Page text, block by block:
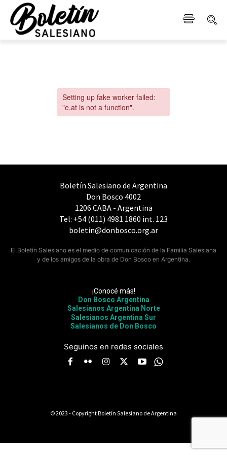
Boletín Salesiano de Argentina
Don Bosco 4002
1206 CABA - Argentina
Tel: +54 (011) 4981 1860 int. 123
boletin@donbosco.org.ar
El Boletín Salesiano es el medio de comunicación de la Familia Salesiana
y de los amigos de la obra de Don Bosco en Argentina.
¡Conocé más!
Don Bosco Argentina
Salesianos Argentina Norte
Salesianos Argentina Sur
Salesianos de Don Bosco
Seguinos en redes sociales
© 2023 - Copyright Boletín Salesiano de Argentina